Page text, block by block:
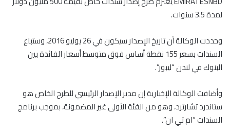
لمدة 3.5 سنوات.
وحددت الوكالة أن تاريخ الإصدار سيكون في 26 يوليو 2016، وستباع
السندات بسعر 155 نقطة أساس فوق متوسط أسعار الفائدة بين
البنوك في لندن “ليبور”.
وأضافت الوكالة الإخبارية إن مدير الإصدار الرئيسي للطرح الخاص هو
ستاندرد تشارترد، وهو من الفئة الأولى غير المضمونة، بموجب برنامج
السندات “ام تي ان”.